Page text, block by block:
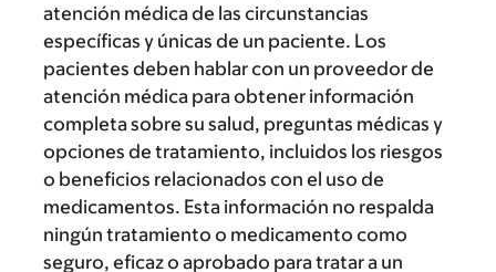
atención médica de las circunstancias
específicas y únicas de un paciente. Los
pacientes deben hablar con un proveedor de
atención médica para obtener información
completa sobre su salud, preguntas médicas y
opciones de tratamiento, incluidos los riesgos
o beneficios relacionados con el uso de
medicamentos. Esta información no respalda
ningún tratamiento o medicamento como
seguro, eficaz o aprobado para tratar a un